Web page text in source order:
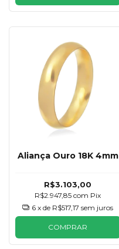
Aliança Ouro 18K 4mm
R$3.103,00
R$2.947,85com Pix
6 x de R$517,17 sem juros
COMPRAR